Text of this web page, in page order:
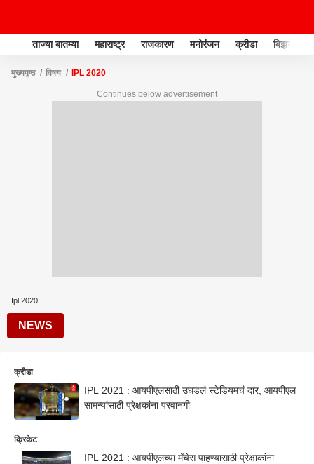
ताज्या बातम्या महाराष्ट्र राजकारण मनोरंजन क्रीडा बिझनेस
मुख्यपृष्ठ विषय IPL 2020
Continues below advertisement
Ipl 2020
NEWS
क्रीडा
IPL 2021 : आयपीएलसाठी उघडलं स्टेडियमचं दार, आयपीएल
सामन्यांसाठी प्रेक्षकांना परवानगी
क्रिकेट
IPL 2021 : आयपीएलच्या मॅचेस पाहण्यासाठी प्रेक्षाकांना